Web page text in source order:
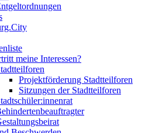
meine Interessen?
Projektförderung Stadtteilforen
Sitzungen der Stadtteilforen